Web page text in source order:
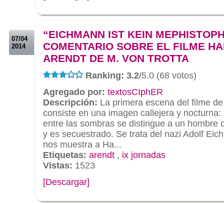
07/04
2014
“EICHMANN IST KEIN
COMENTARIO SOBRE EL FILME
ARENDT DE M. VON TROTTA
Ranking: 3.2/5.0 (68 votos)
Agregado por: textosCIphER
Descripción: La primera escena del filme
consiste en una imagen callejera y
entre las sombras se distingue a un hombre
y es secuestrado. Se trata del nazi Adolf
nos muestra a Ha...
Etiquetas: arendt , ix jornadas
Vistas: 1523
[Descargar]